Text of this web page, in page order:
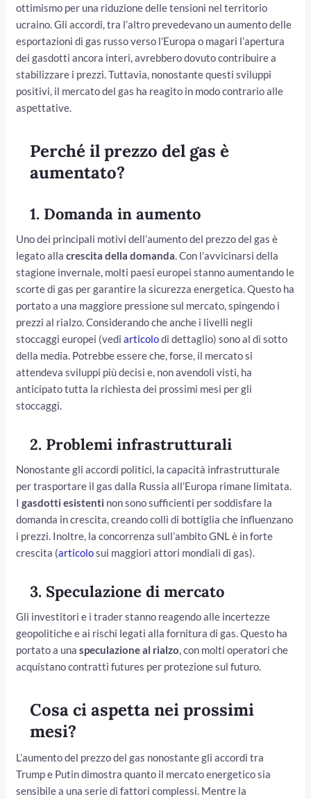
ottimismo per una riduzione delle tensioni nel territorio
ucraino. Gli accordi, tra l’altro prevedevano un aumento delle
esportazioni di gas russo verso l’Europa o magari l’apertura
dei gasdotti ancora interi, avrebbero dovuto contribuire a
stabilizzare i prezzi. Tuttavia, nonostante questi sviluppi
positivi, il mercato del gas ha reagito in modo contrario alle
aspettative.
Perché il prezzo del gas è
aumentato?
1. Domanda in aumento
Uno dei principali motivi dell’aumento del prezzo del gas è
legato allacrescita della domanda. Con l’avvicinarsi della
stagione invernale, molti paesi europei stanno aumentando le
scorte di gas per garantire la sicurezza energetica. Questo ha
portato a una maggiore pressione sul mercato, spingendo i
prezzi al rialzo. Considerando che anche i livelli negli
stoccaggi europei (vediarticolodi dettaglio) sono al di sotto
della media. Potrebbe essere che, forse, il mercato si
attendeva sviluppi più decisi e, non avendoli visti, ha
anticipato tutta la richiesta dei prossimi mesi per gli
stoccaggi.
2. Problemi infrastrutturali
Nonostante gli accordi politici, la capacità infrastrutturale
per trasportare il gas dalla Russia all’Europa rimane limitata.
Igasdotti esistenti non sono sufficienti per soddisfare la
domanda in crescita, creando colli di bottiglia che influenzano
i prezzi. Inoltre, la concorrenza sull’ambito GNL è in forte
crescita (articolosui maggiori attori mondiali di gas).
3. Speculazione di mercato
Gli investitori e i trader stanno reagendo alle incertezze
geopolitiche e ai rischi legati alla fornitura di gas. Questo ha
portato a unaspeculazione al rialzo, con molti operatori che
acquistano contratti futures per protezione sul futuro.
Cosa ci aspetta nei prossimi
mesi?
L’aumento del prezzo del gas nonostante gli accordi tra
Trump e Putin dimostra quanto il mercato energetico sia
sensibile a una serie di fattori complessi. Mentre la